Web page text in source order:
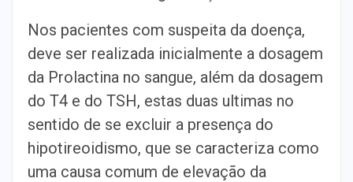
Nos pacientes com suspeita da doença,
deve ser realizada inicialmente a dosagem
da Prolactina no sangue, além da dosagem
do T4 e do TSH, estas duas ultimas no
sentido de se excluir a presença do
hipotireoidismo, que se caracteriza como
uma causa comum de elevação da